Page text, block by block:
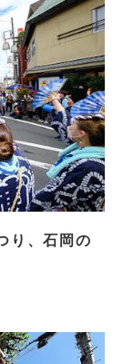
り、石岡の